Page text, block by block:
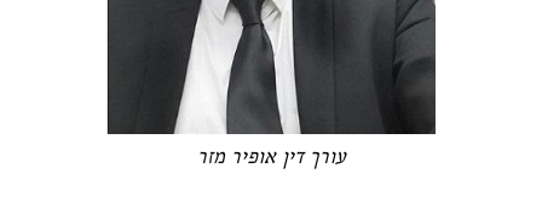
עורך דין אופיר מזר